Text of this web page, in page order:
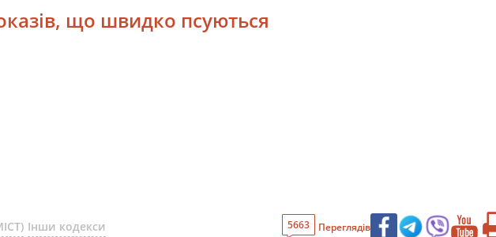
що швидко псуються
Інши кодекси 5663 Переглядів